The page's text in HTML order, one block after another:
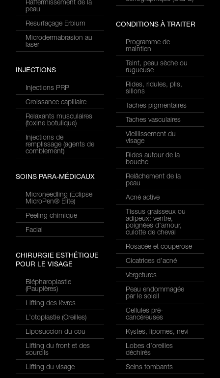
Raffermissement de la
peau
Resurfaçage Erbium
Microdermabrasion au
laser
INJECTIONS
Injections PRP
Croissance capillaire
Relaxants musculaires
(toxine botulique)
Injections de
remplissage (agents de
comblement)
SOINS PARA-MÉDICAUX
Microneedling (Eclipse
MicroPen® Elite)
Peeling chimique
Facial
CHIRURGIE ESTHÉTIQUE
POUR LE VISAGE
Blépharoplastie
(Paupières)
Lifting des lèvres
L’otoplastie (Oreilles)
Liposuccion du cou
Lifting du front et des
sourcils
Lifting du visage
CONDITIONS À TRAITER
Programme de
maintien
Teint, peau sèche ou
rugueuse
Rides, ridules, plis,
sillons
Taches pigmentaires
Taches vasculaires
Vieillissement du
visage
Rides autour de la
bouche
Relâchement de la
peau
Acné active
Tissus graisseux ou
adipeux: ventre,
poignées d’amour,
culotte de cheval
Rosacée et couperose
Cicatrices d’acné
Vergetures
Peau endommagée
par le soleil
Cellules pré-
cancéreuses
Kystes, lipomes, nevi
Lobes d’oreilles
déchirés
Seins tombants